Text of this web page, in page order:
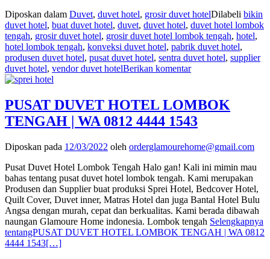
Diposkan dalam Duvet, duvet hotel, grosir duvet hotelDilabeli bikin
duvet hotel, buat duvet hotel, duvet, duvet hotel, duvet hotel lombok
tengah, grosir duvet hotel, grosir duvet hotel lombok tengah, hotel,
hotel lombok tengah, konveksi duvet hotel, pabrik duvet hotel,
produsen duvet hotel, pusat duvet hotel, sentra duvet hotel, supplier
duvet hotel, vendor duvet hotelBerikan komentar
PUSAT DUVET HOTEL LOMBOK
TENGAH | WA 0812 4444 1543
Diposkan pada 12/03/2022 oleh orderglamourehome@gmail.com
Pusat Duvet Hotel Lombok Tengah Halo gan! Kali ini mimin mau
bahas tentang pusat duvet hotel lombok tengah. Kami merupakan
Produsen dan Supplier buat produksi Sprei Hotel, Bedcover Hotel,
Quilt Cover, Duvet inner, Matras Hotel dan juga Bantal Hotel Bulu
Angsa dengan murah, cepat dan berkualitas. Kami berada dibawah
naungan Glamoure Home indonesia. Lombok tengah Selengkapnya
tentangPUSAT DUVET HOTEL LOMBOK TENGAH | WA 0812
4444 1543[…]